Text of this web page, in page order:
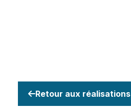
Retour aux réalisations